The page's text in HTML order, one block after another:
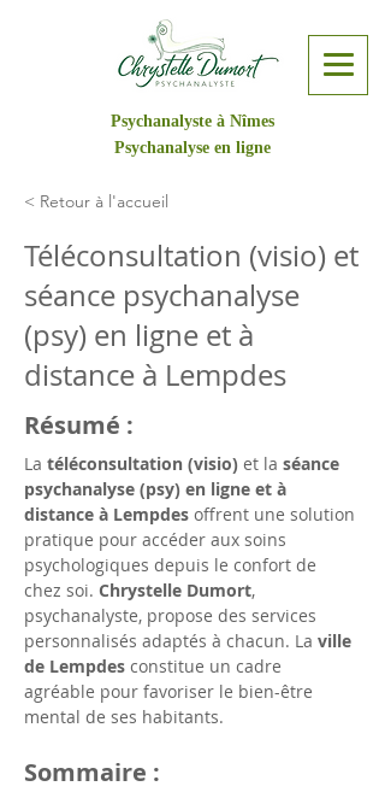
Psychanalyste à Nîmes
Psychanalyse en ligne
< Retour à l'accueil
Téléconsultation (visio) et
séance psychanalyse
(psy) en ligne et à
distance à Lempdes
Résumé :
La téléconsultation (visio) et la séance
psychanalyse (psy) en ligne et à
distance à Lempdes offrent une solution
pratique pour accéder aux soins
psychologiques depuis le confort de
chez soi. Chrystelle Dumort,
psychanalyste, propose des services
personnalisés adaptés à chacun. La ville
de Lempdes constitue un cadre
agréable pour favoriser le bien-être
mental de ses habitants.
Sommaire :